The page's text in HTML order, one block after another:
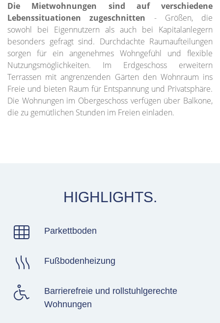
Die Mietwohnungen sind auf verschiedene
Lebenssituationen zugeschnitten - Größen, die
sowohl bei Eigennutzern als auch bei Kapitalanlegern
besonders gefragt sind. Durchdachte Raumaufteilungen
sorgen für ein angenehmes Wohngefühl und flexible
Nutzungsmöglichkeiten. Im Erdgeschoss erweitern
Terrassen mit angrenzenden Gärten den Wohnraum ins
Freie und bieten Raum für Entspannung und Privatsphäre.
Die Wohnungen im Obergeschoss verfügen über Balkone,
die zu gemütlichen Stunden im Freien einladen.
HIGHLIGHTS.
Parkettboden
Fußbodenheizung
Barrierefreie und rollstuhlgerechte
Wohnungen